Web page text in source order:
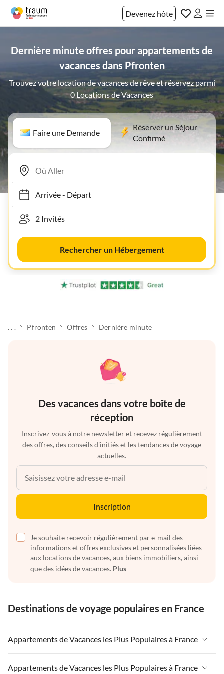
Devenez hôte
Dernière minute offres pour appartements de
vacances dans Pfronten
Trouvez votre location de vacances de rêve et réservez parmi
0 Locations de Vacances
Faire une Demande
Réserver un Séjour
Confirmé
Arrivée- Départ
Rechercher un Hébergement
. . . Pfronten Offres Dernière minute
Des vacances dans votre boîte de
réception
Inscrivez-vous à notre newsletter et recevez régulièrement
des offres, des conseils d'initiés et les tendances de voyage
actuelles.
Inscription
Je souhaite recevoir régulièrement par e-mail des
informations et offres exclusives et personnalisées liées
aux locations de vacances, aux biens immobiliers, ainsi
que des idées de vacances. Plus
Destinations de voyage populaires en France
Appartements de Vacances les Plus Populaires à France
Appartements de Vacances à France
Appartements de Vacances les Plus Populaires à France